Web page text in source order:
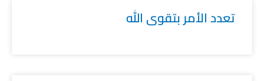
تعدد الأمر بتقوى الله